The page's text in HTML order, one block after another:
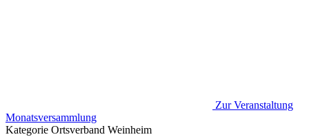
Zur Veranstaltung
Monatsversammlung
Kategorie Ortsverband Weinheim